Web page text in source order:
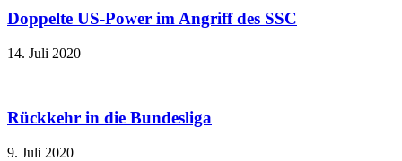
Doppelte US-Power im Angriff des SSC
14. Juli 2020
Rückkehr in die Bundesliga
9. Juli 2020